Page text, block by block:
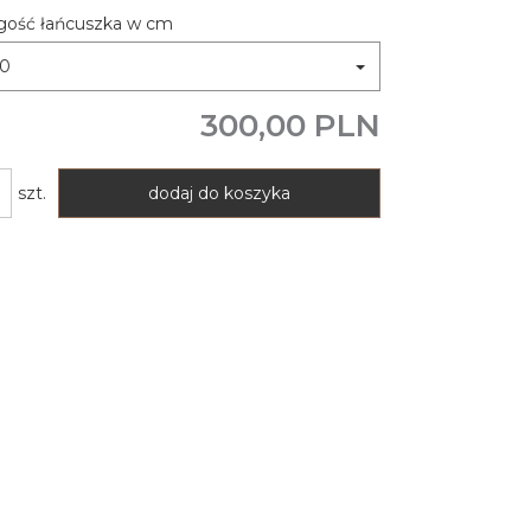
łańcuszka w cm
300,00 PLN
szt. dodaj do koszyka